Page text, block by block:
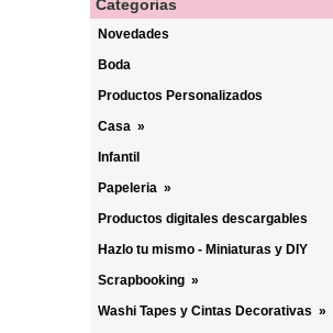
Categorias
Novedades
Boda
Productos Personalizados
Casa »
Infantil
Papeleria »
Productos digitales descargables
Hazlo tu mismo - Miniaturas y DIY
Scrapbooking »
Washi Tapes y Cintas Decorativas »